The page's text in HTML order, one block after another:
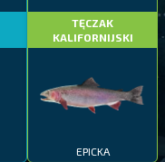
TĘCZAK
KALIFORNIJSKI
EPICKA